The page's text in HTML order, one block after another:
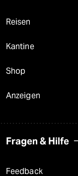
Reisen
Kantine
Shop
Anzeigen
Fragen & Hilfe
Feedback